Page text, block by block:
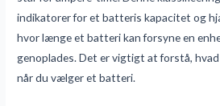
indikatorer for et batteris kapacitet og
hvor længe et batteri kan forsyne en
genoplades. Det er vigtigt at forstå,
når du vælger et batteri.
batteri?